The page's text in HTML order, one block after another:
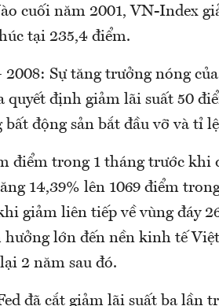
cuối năm 2001, VN-Index
tại 235,4 điểm.
2008: Sự tăng trưởng nóng
quyết định giảm lãi suất 50
động sản bắt đầu vỡ và tỉ
điểm trong 1 tháng trước khi
14,39% lên 1069 điểm
giảm liên tiếp về vùng đáy
hưởng lớn đến nền kinh tế
2 năm sau đó.
đã cắt giảm lãi suất ba lần